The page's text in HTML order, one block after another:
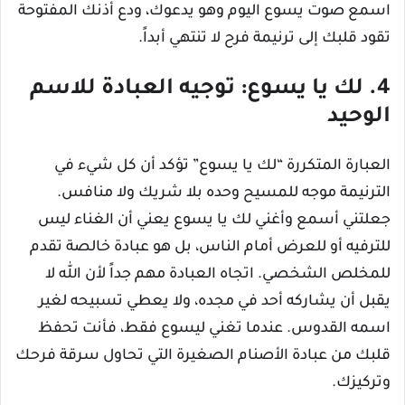
اسمع صوت يسوع اليوم وهو يدعوك، ودع أذنك المفتوحة
تقود قلبك إلى ترنيمة فرح لا تنتهي أبداً.
4. لك يا يسوع: توجيه العبادة للاسم
الوحيد
العبارة المتكررة “لك يا يسوع” تؤكد أن كل شيء في
الترنيمة موجه للمسيح وحده بلا شريك ولا منافس.
جعلتني أسمع وأغني لك يا يسوع يعني أن الغناء ليس
للترفيه أو للعرض أمام الناس، بل هو عبادة خالصة تقدم
للمخلص الشخصي. اتجاه العبادة مهم جداً لأن الله لا
يقبل أن يشاركه أحد في مجده، ولا يعطي تسبيحه لغير
اسمه القدوس. عندما تغني ليسوع فقط، فأنت تحفظ
قلبك من عبادة الأصنام الصغيرة التي تحاول سرقة فرحك
وتركيزك.